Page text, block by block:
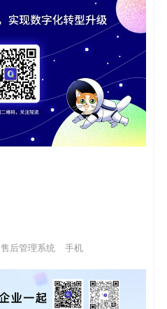
售后管理系统 手机